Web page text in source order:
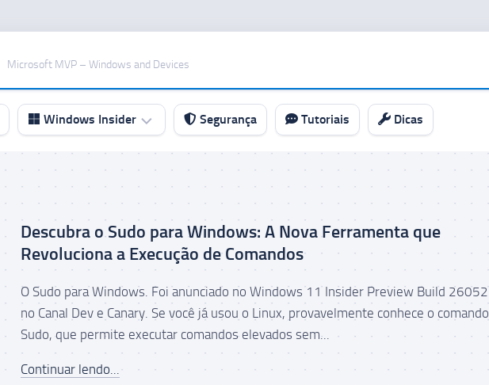
Microsoft MVP – Windows and Devices
Windows Insider
Canal
Beta
Canal
Canal
Canary
Segurança Tutoriais Dicas
Descubra o Sudo para Windows: A Nova Ferramenta que
Revoluciona a Execução de Comandos
O Sudo para Windows. Foi anunciado no Windows 11 Insider Preview Build 26052
no Canal Dev e Canary. Se você já usou o Linux, provavelmente conhece o comando
Sudo, que permite executar comandos elevados sem...
Continuar lendo...